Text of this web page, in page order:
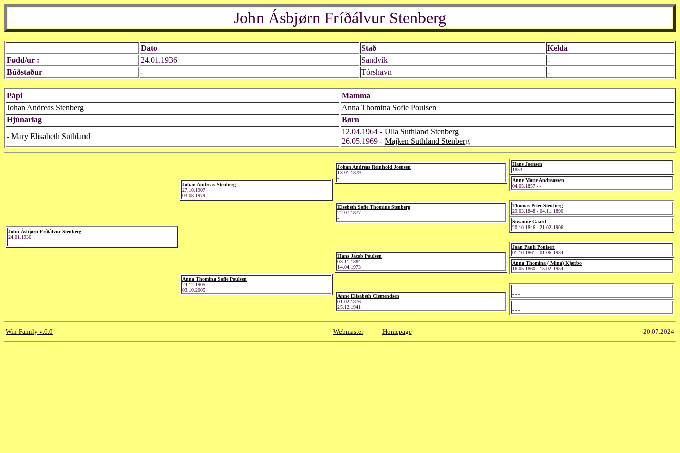
John Ásbjørn Fríðálvur Stenberg
Dato Stað
Kelda
Fødd/ur :
24.01.1936 Sandvík
-
Búðstaður
- Tórshavn -
Pápi
Mamma
Johan Andreas Stenberg
Anna Thomina Sofie Poulsen
Hjúnarlag
Børn
- Mary Elisabeth Suthland
12.04.1964 - Ulla Suthland Stenberg
26.05.1969 - Majken Suthland Stenberg
John Ásbjørn Fríðálvur Stenberg
24.01.1936
-
Johan Andreas Stenberg
27.10.1907
03.08.1979
Anna Thomina Sofie Poulsen
24.12.1905
03.10.2005
Johan Andreas Reinhold Joensen
13.01.1879
-
Elsebeth Sofie Thomine Stenberg
22.07.1877
-
Hans Jacob Poulsen
03.11.1884
14.04.1973
Anne Elisabeth Clemendsen
01.02.1876
25.12.1941
Hans Joensen
1853 - -
Anne Marie Andreassen
04.05.1857 - -
Thomas Peter Stenberg
29.03.1848 - 04.11.1890
Susanne Gaard
20.10.1846 - 21.02.1906
Jóan Pauli Poulsen
01.10.1861 - 01.06.1934
Anna Thomina ( Mina) Kjærbo
16.05.1860 - 15.02.1954
- - -
- - -
Win-Family v.6.0 Webmaster-------- Homepage 20.07.2024